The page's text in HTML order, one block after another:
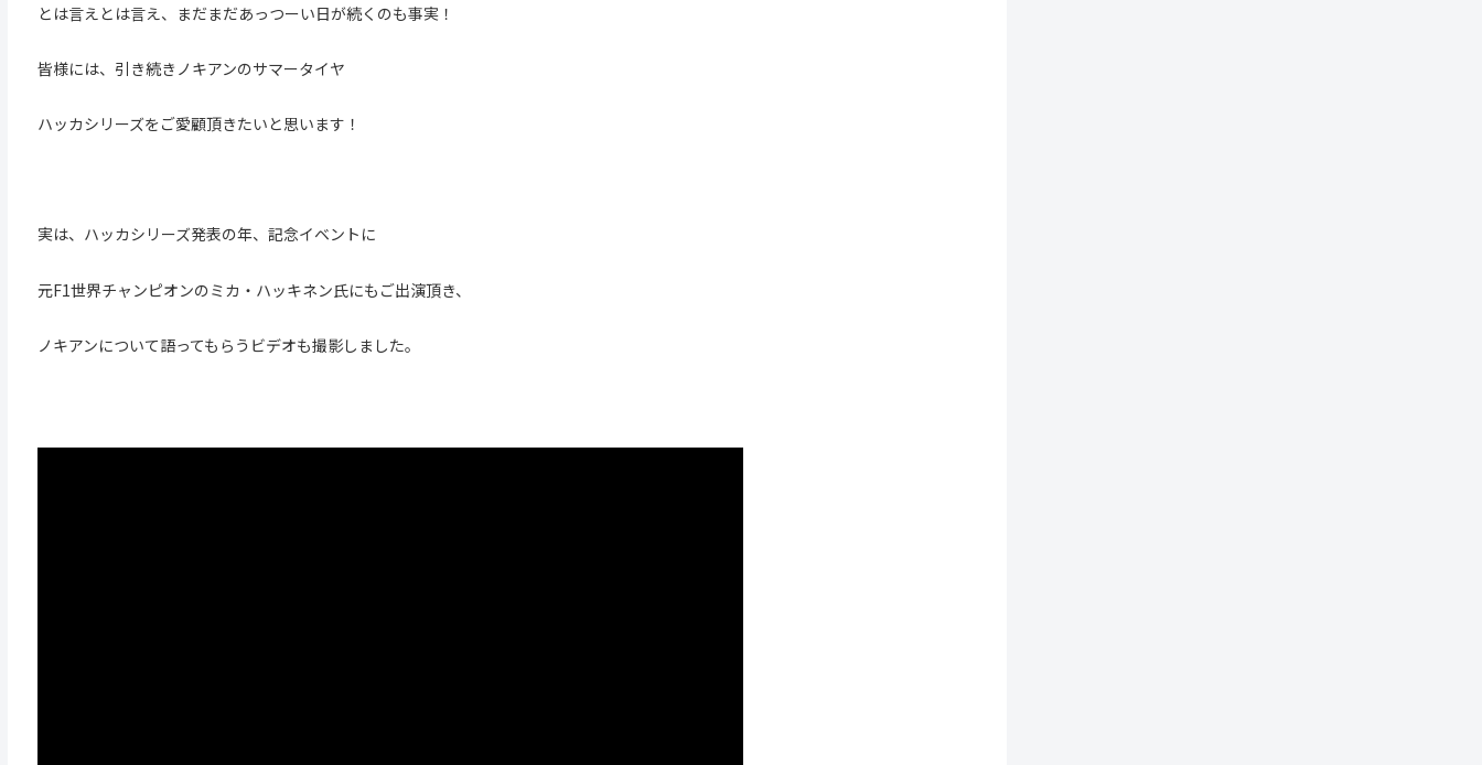
とは言えとは言え、まだまだあっつーい日が続くのも事実！
皆様には、引き続きノキアンのサマータイヤ
ハッカシリーズをご愛顧頂きたいと思います！
実は、ハッカシリーズ発表の年、記念イベントに
元F1世界チャンピオンのミカ・ハッキネン氏にもご出演頂き、
ノキアンについて語ってもらうビデオも撮影しました。